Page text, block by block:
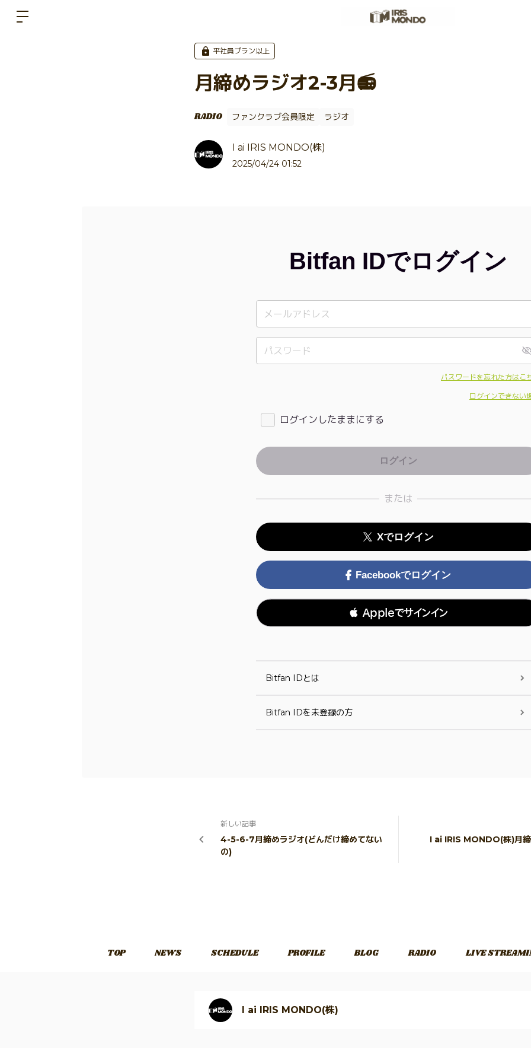
平社員プラン以上
月締めラジオ2-3月📻
RADIO ファンクラブ会員限定 ラジオ
I ai IRIS MONDO(株)
2025/04/24 01:52
Bitfan IDでログイン
パスワードを忘れた方はこ
ログインできない
ログインしたままにする
または
Xでログイン
Facebookでログイン
 Appleでサインイン
Bitfan IDとは
Bitfan IDを未登録の方
新しい記事
4-5-6-7月締めラジオ(どんだけ締めてない
の)
I ai IRIS MONDO(株)月締
TOP NEWS SCHEDULE PROFILE BLOG RADIO LIVE
I ai IRIS MONDO(株)